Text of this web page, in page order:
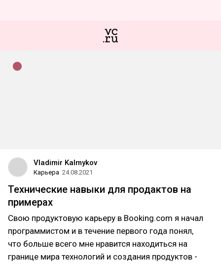
Vladimir Kalmykov
Карьера 24.08.2021
Технические навыки для продактов на
примерах
Свою продуктовую карьеру в Booking.com я начал
программистом и в течение первого года понял,
что больше всего мне нравится находиться на
границе мира технологий и создания продуктов -